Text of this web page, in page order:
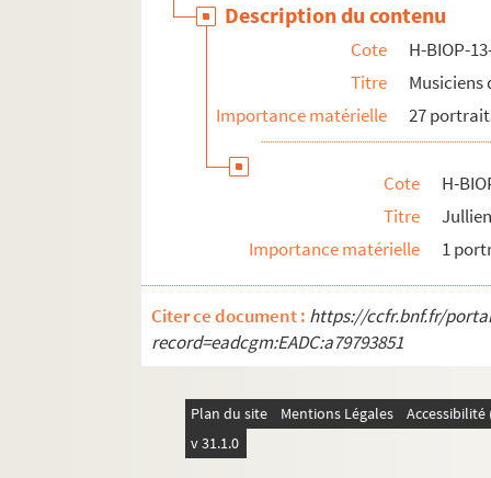
H-BIOP-14. Portraits de scientifiques
Description du contenu
Cote
H-BIOP-
Titre
Musiciens
Importance matérielle
27
Cote
H-
Titre
Importance matérielle
1
Citer ce document : https://ccfr.bnf.fr/
record=eadcgm:EADC:a79793851
Plan du site Mentions Légales
v 31.1.0